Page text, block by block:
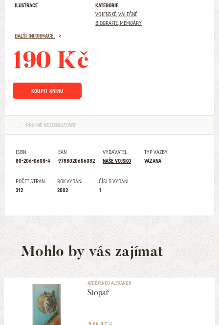
ILUSTRACE
-
KATEGORIE
VOJENSKÉ, VÁLEČNÉ
BIOGRAFIE, MEMOÁRY
DALŠÍ INFORMACE
190 Kč
KOUPIT KNIHU
PRO MĚ NEZOBRAZOVAT
ISBN
80-206-0608-4
EAN
9788020606082
VYDAVATEL
NAŠE VOJSKO
TYP VAZBY
VÁZANÁ
POČET STRAN
312
ROK VYDÁNÍ
2002
ČÍSLO VYDÁNÍ
1
Mohlo by vás zajímat
AVDĚJENKO ALEXANDR
Stopař